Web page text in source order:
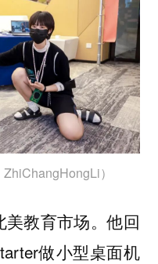
）
美教育市场。他回
做小型桌面机